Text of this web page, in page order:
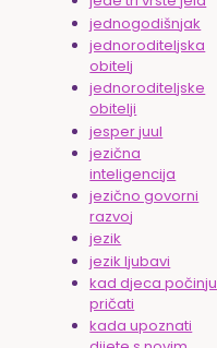
jednogodišnjak
jednoroditeljska
obitelj
jednoroditeljske
obitelji
jesper juul
jezična
inteligencija
jezično govorni
razvoj
jezik
jezik ljubavi
kad djeca počinju
pričati
kada upoznati